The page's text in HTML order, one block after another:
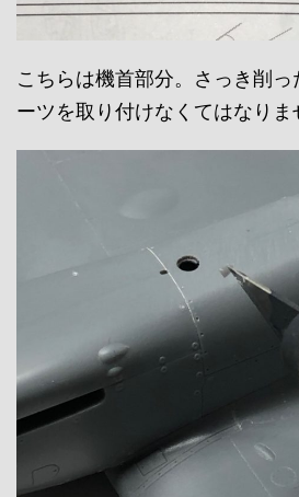
こちらは機首部分。さっき削
ーツを取り付けなくてはなりま